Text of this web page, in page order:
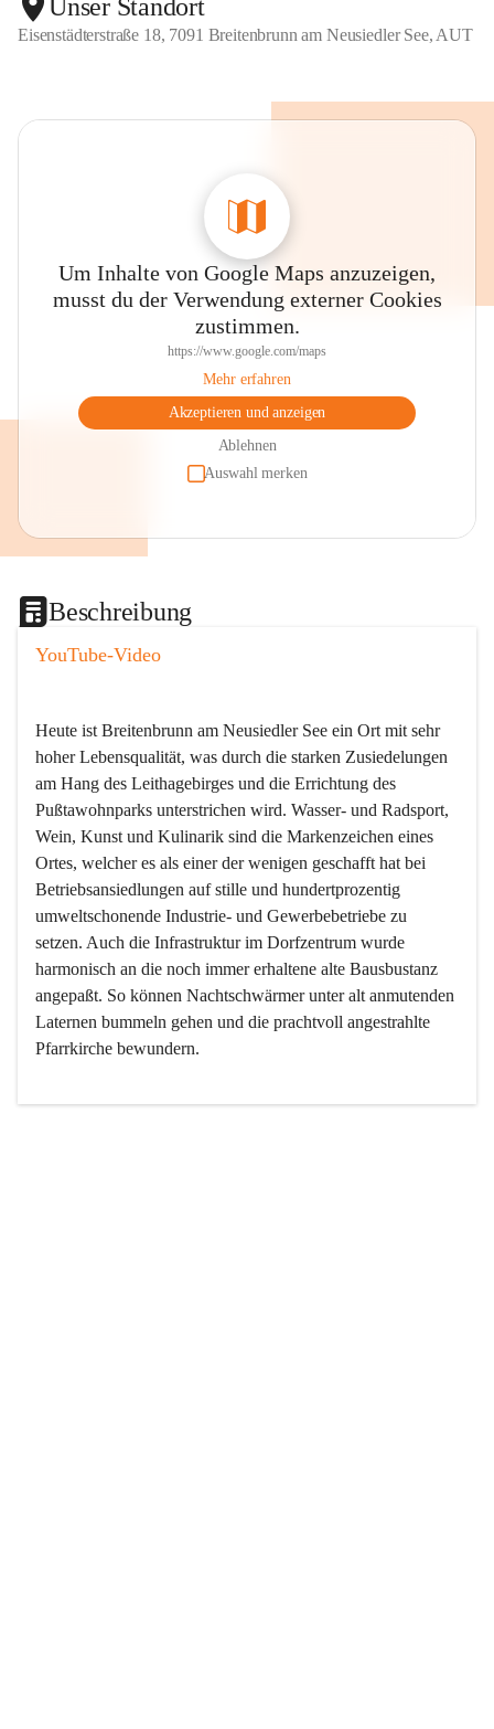
Unser Standort
Eisenstädterstraße 18, 7091 Breitenbrunn am Neusiedler See, AUT
Um Inhalte von Google Maps anzuzeigen,
musst du der Verwendung externer Cookies
zustimmen.
https://www.google.com/maps
Mehr erfahren
Akzeptieren und anzeigen
Ablehnen
Auswahl merken
Beschreibung
YouTube-Video
Heute ist Breitenbrunn am Neusiedler See ein Ort mit sehr
hoher Lebensqualität, was durch die starken Zusiedelungen
am Hang des Leithagebirges und die Errichtung des
Pußtawohnparks unterstrichen wird. Wasser- und Radsport,
Wein, Kunst und Kulinarik sind die Markenzeichen eines
Ortes, welcher es als einer der wenigen geschafft hat bei
Betriebsansiedlungen auf stille und hundertprozentig
umweltschonende Industrie- und Gewerbebetriebe zu
setzen. Auch die Infrastruktur im Dorfzentrum wurde
harmonisch an die noch immer erhaltene alte Bausbustanz
angepaßt. So können Nachtschwärmer unter alt anmutenden
Laternen bummeln gehen und die prachtvoll angestrahlte
Pfarrkirche bewundern.
Der Weinbau dominert heute nicht mehr, ist aber integrativer